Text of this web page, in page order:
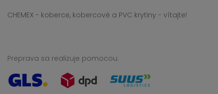
CHEMEX - koberce, kobercové a PVC krytiny - vítajte!
Preprava sa realizuje pomocou: